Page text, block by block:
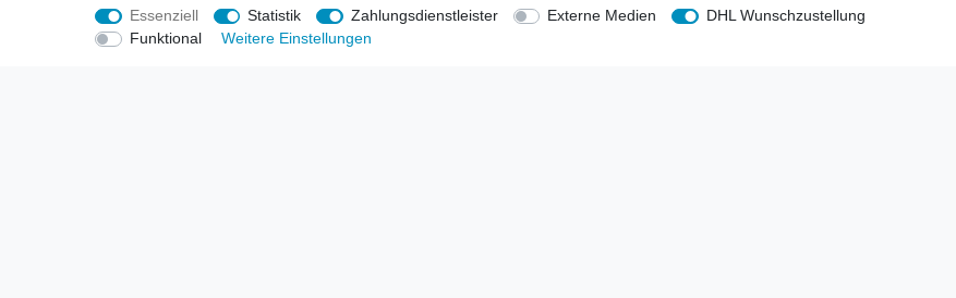
Entsorgungs- & Umweltbestimmungen
Größentabellen
Über uns
Essenziell Statistik Zahlungsdienstleister Externe Medien
DHL Wunschzustellung
Funktional
Weitere Einstellungen